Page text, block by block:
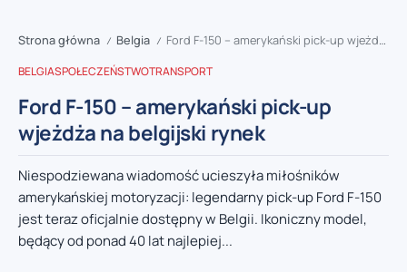
Strona główna / Belgia / Ford F-150 – amerykański pick-up wjeżdża na belgijski rynek
BELGIASPOŁECZEŃSTWOTRANSPORT
Ford F-150 – amerykański pick-up
wjeżdża na belgijski rynek
Niespodziewana wiadomość ucieszyła miłośników
amerykańskiej motoryzacji: legendarny pick-up Ford F-150
jest teraz oficjalnie dostępny w Belgii. Ikoniczny model,
będący od ponad 40 lat najlepiej...